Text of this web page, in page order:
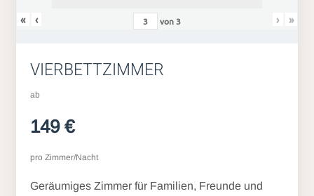
« ‹ von3 › »
VIERBETTZIMMER
ab
149 €
pro Zimmer/Nacht
Geräumiges Zimmer für Familien, Freunde und